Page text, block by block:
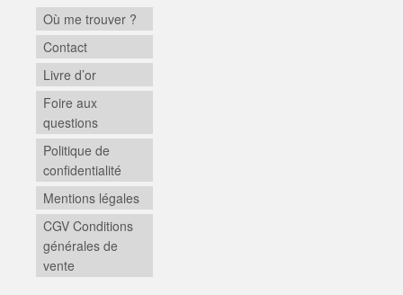
Où me trouver ?
Contact
Livre d’or
Foire aux
questions
Politique de
confidentialité
Mentions légales
CGV Conditions
générales de
vente